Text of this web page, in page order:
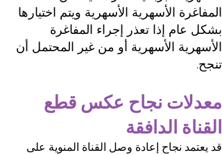
المفاغرة الأسهرية الأسهرية ويتم اختيارها
بشكل عام إذا تعذر إجراء المفاغرة
الأسهرية الأسهرية أو من غير المحتمل أن
تنجح.
معدلات نجاح عكس قطع
القناة الدافقة
قد يعتمد نجاح إعادة وصل القناة المنوية على